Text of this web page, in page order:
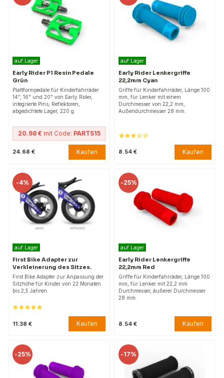
auf Lager
Early Rider P1 Resin Pedale
Grün
Plattformpedale für Kinderfahrräder
14", 16" und 20" von Early Rider,
integrierte Pins, Reflektoren,
abgedichtete Lager, 220 g.
20.98 € mit Code: PARTS15
24.68 € Kaufen
auf Lager
Early Rider Lenkergriffe
22,2mm Cyan
Griffe für Kinderfahrräder, Länge 100
mm, für Lenker mit einem
Durchmesser von 22,2 mm,
Außendurchmesser 28 mm.
8.54 € Kaufen
-4%
auf Lager
First Bike Adapter zur
Verkleinerung des Sitzes.
First Bike Adapter zur Anpassung der
Sitzhöhe für Kinder von 22 Monaten
bis 2,5 Jahren.
11.38 € Kaufen
-25%
auf Lager
Early Rider Lenkergriffe
22,2mm Red
Griffe für Kinderfahrräder, Länge 100
mm, für Lenker mit 22,2 mm
Durchmesser, äußerer Durchmesser
28 mm.
8.54 € Kaufen
-25% -17%